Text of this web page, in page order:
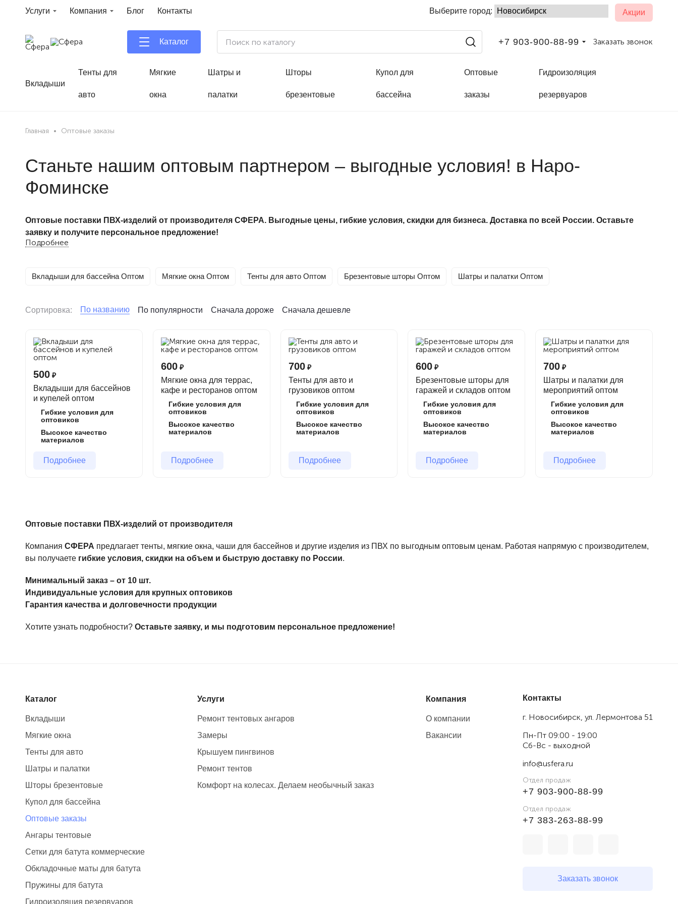
Услуги Компания Блог Контакты Выберите город: Акции
Каталог +7 903-900-88-99 Заказать звонок
Вкладыши
Тенты для
авто
Мягкие
окна
Шатры и
палатки
Шторы
брезентовые
Купол для
бассейна
Оптовые
заказы
Гидроизоляция
резервуаров
Главная Оптовые заказы
Станьте нашим оптовым партнером – выгодные условия! в Наро-
Фоминске
Оптовые поставки ПВХ-изделий от производителя СФЕРА. Выгодные цены, гибкие условия, скидки для бизнеса. Доставка по всей России. Оставьте
заявку и получите персональное предложение!
Подробнее
КомпанияСФЕРАпредлагает выгодные условия для оптовых покупателей! Мы занимаемся производством и поставкой изделий из ПВХ, включая
Собственное производство
– контроль качества на всех этапах.
Гибкая система скидок
– чем больше объем, тем выгоднее цена.
Быстрая доставка
Индивидуальный подход– подберем решение под ваши задачи.
Работа с юрлицами и ИП
– удобные формы оплаты, документы.
Кому подойдет наше предложение?
Оптовым закупщикам и дилерам.
Строительным и производственным компаниям.
1️⃣ Оставьте заявку на сайте или свяжитесь с нами.
3️⃣ Заключите договор и оформите заказ.
4️⃣ Получите продукцию в удобные сроки.
Сотрудничая с нами, вы получаете
Вкладыши для бассейна Оптом Мягкие окна Оптом Тенты для авто Оптом Брезентовые шторы Оптом Шатры и палатки Оптом
Сортировка: По названию По популярности Сначала дороже Сначала дешевле
500 ₽
Вкладыши для бассейнов
и купелей оптом
Гибкие условия для
оптовиков
Высокое качество
материалов
Подробнее
600₽
Мягкие окна для террас,
кафе и ресторанов оптом
Гибкие условия для
оптовиков
Высокое качество
материалов
Подробнее
700₽
Тенты для авто и
грузовиков оптом
Гибкие условия для
оптовиков
Высокое качество
материалов
Подробнее
600 ₽
Брезентовые шторы для
гаражей и складов оптом
Гибкие условия для
оптовиков
Высокое качество
материалов
Подробнее
700 ₽
Шатры и палатки для
мероприятий оптом
Гибкие условия для
оптовиков
Высокое качество
материалов
Подробнее
Оптовые поставки ПВХ-изделий от производителя
Компания СФЕРА предлагает тенты, мягкие окна, чаши для бассейнов и другие изделия из ПВХ по выгодным оптовым ценам. Работая напрямую с производителем,
вы получаете гибкие условия, скидки на объем и быструю доставку по России.
Минимальный заказ – от 10 шт.
Индивидуальные условия для крупных оптовиков
Гарантия качества и долговечности продукции
Хотите узнать подробности? Оставьте заявку, и мы подготовим персональное предложение!
Каталог
Вкладыши
Мягкие окна
Тенты для авто
Шатры и палатки
Шторы брезентовые
Купол для бассейна
Оптовые заказы
Ангары тентовые
Сетки для батута коммерческие
Обкладочные маты для батута
Пружины для батута
Гидроизоляция резервуаров
Услуги
Ремонт тентовых ангаров
Замеры
Крышуем пингвинов
Ремонт тентов
Комфорт на колесах. Делаем необычный заказ
Компания
О компании
Вакансии
Контакты
г. Новосибирск, ул. Лермонтова 51
Пн-Пт 09:00 - 19:00
Сб-Вс - выходной
info@usfera.ru
Отдел продаж
+7 903-900-88-99
Отдел продаж
+7 383-263-88-99
Заказать звонок